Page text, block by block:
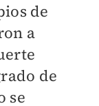
de
a
de
se